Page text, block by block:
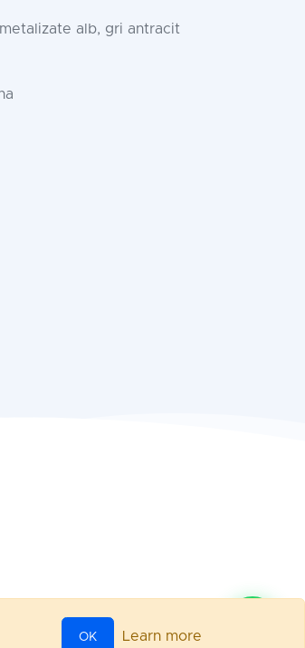
alb, gri antracit
OK Learn more